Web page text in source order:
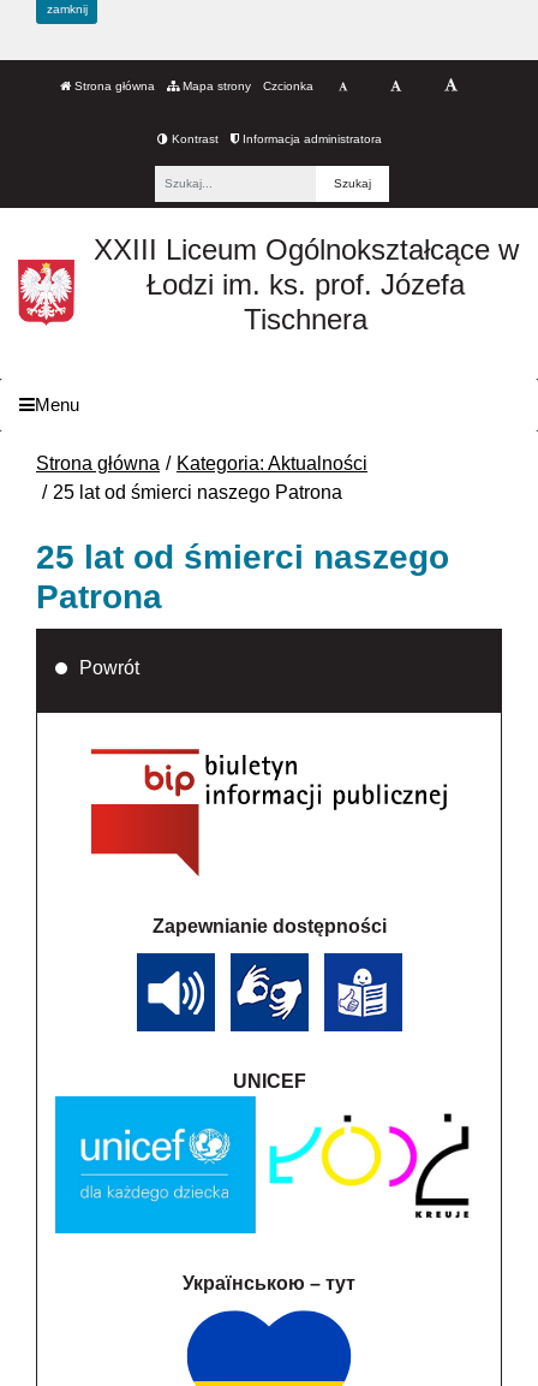
zamknij
Strona główna Mapa strony Czcionka
Kontrast Informacja administratora
XXIII Liceum Ogólnokształcące w
Łodzi im. ks. prof. Józefa
Tischnera
Menu
Strona główna
Kategoria: Aktualności
25 lat od śmierci naszego Patrona
25 lat od śmierci naszego
Patrona
Powrót
Zapewnianie dostępności
UNICEF
Українською – тут